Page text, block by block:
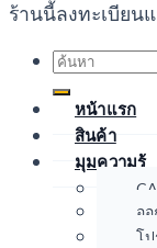
ร้านนี้ลงทะเบียน
Search
หน้าแรก
สินค้า
มุมความรู้
อ
โป